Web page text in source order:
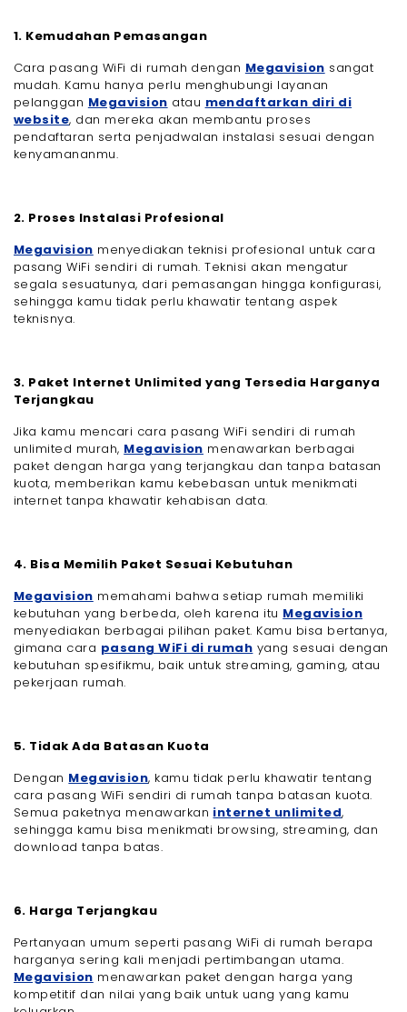
1. Kemudahan Pemasangan
Cara pasang WiFi di rumah dengan Megavision sangat
mudah. Kamu hanya perlu menghubungi layanan
pelanggan Megavision atau mendaftarkan diri di
website, dan mereka akan membantu proses
pendaftaran serta penjadwalan instalasi sesuai dengan
kenyamananmu.
2. Proses Instalasi Profesional
Megavision menyediakan teknisi profesional untuk cara
pasang WiFi sendiri di rumah. Teknisi akan mengatur
segala sesuatunya, dari pemasangan hingga konfigurasi,
sehingga kamu tidak perlu khawatir tentang aspek
teknisnya.
3. Paket Internet Unlimited yang Tersedia Harganya
Terjangkau
Jika kamu mencari cara pasang WiFi sendiri di rumah
unlimited murah, Megavision menawarkan berbagai
paket dengan harga yang terjangkau dan tanpa batasan
kuota, memberikan kamu kebebasan untuk menikmati
internet tanpa khawatir kehabisan data.
4. Bisa Memilih Paket Sesuai Kebutuhan
Megavision memahami bahwa setiap rumah memiliki
kebutuhan yang berbeda, oleh karena itu Megavision
menyediakan berbagai pilihan paket. Kamu bisa bertanya,
gimana cara pasang WiFi di rumah yang sesuai dengan
kebutuhan spesifikmu, baik untuk streaming, gaming, atau
pekerjaan rumah.
5. Tidak Ada Batasan Kuota
Dengan Megavision, kamu tidak perlu khawatir tentang
cara pasang WiFi sendiri di rumah tanpa batasan kuota.
Semua paketnya menawarkan internet unlimited,
sehingga kamu bisa menikmati browsing, streaming, dan
download tanpa batas.
6. Harga Terjangkau
Pertanyaan umum seperti pasang WiFi di rumah berapa
harganya sering kali menjadi pertimbangan utama.
Megavision menawarkan paket dengan harga yang
kompetitif dan nilai yang baik untuk uang yang kamu